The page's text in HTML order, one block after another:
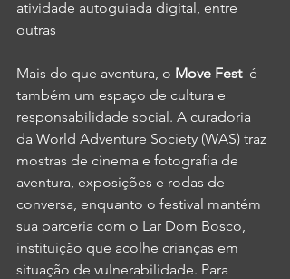
atividade autoguiada digital, entre
outras
Mais do que aventura, o Move Fest é
também um espaço de cultura e
responsabilidade social. A curadoria
da World Adventure Society (WAS) traz
mostras de cinema e fotografia de
aventura, exposições e rodas de
conversa, enquanto o festival mantém
sua parceria com o Lar Dom Bosco,
instituição que acolhe crianças em
situação de vulnerabilidade. Para